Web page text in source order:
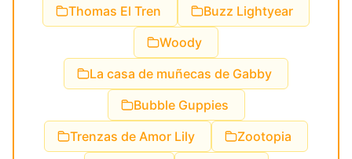
Thomas El Tren
Buzz Lightyear
Woody
La casa de muñecas de Gabby
Bubble Guppies
Trenzas de Amor Lily
Zootopia